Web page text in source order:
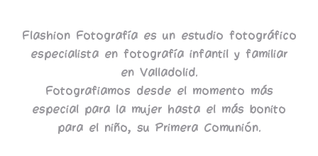
Flashion Fotografía es un estudio fotográfico
especialista en fotografía infantil y familiar
en Valladolid.
Fotografiamos desde el momento más
especial para la mujer hasta el más bonito
para el niño, su Primera Comunión.